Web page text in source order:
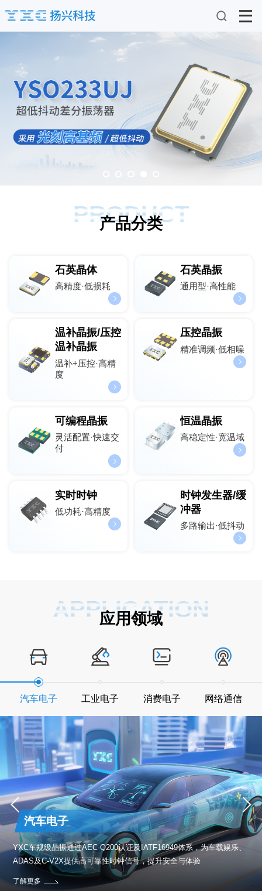
PRODUCT
产品分类
石英晶体
高精度·低损耗
石英晶振
通用型·高性能
温补晶振/压控
温补晶振
温补+压控·高精
度
压控晶振
精准调频·低相噪
可编程晶振
灵活配置·快速交
付
恒温晶振
高稳定性·宽温域
实时时钟
低功耗·高精度
时钟发生器/缓
冲器
多路输出·低抖动
APPLICATION
应用领域
汽车电子 工业电子 消费电子 网络通信
汽车电子
YXC车规级晶振通过AEC-Q200认证及IATF16949体系，为车载娱乐、
ADAS及C-V2X提供高可靠性时钟信号，提升安全与体验
了解更多